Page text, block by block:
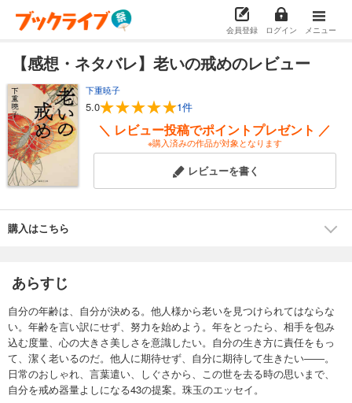
会員登録 ログイン メニュー
【感想・ネタバレ】老いの戒めのレビュー
下重暁子
5.0 1件
＼ レビュー投稿でポイントプレゼント ／
※購入済みの作品が対象となります
レビューを書く
購入はこちら
あらすじ
自分の年齢は、自分が決める。他人様から老いを見つけられてはならな
い。年齢を言い訳にせず、努力を始めよう。年をとったら、相手を包み
込む度量、心の大きさ美しさを意識したい。自分の生き方に責任をもっ
て、潔く老いるのだ。他人に期待せず、自分に期待して生きたい――。
日常のおしゃれ、言葉遣い、しぐさから、この世を去る時の思いまで、
自分を戒め器量よしになる43の提案。珠玉のエッセイ。